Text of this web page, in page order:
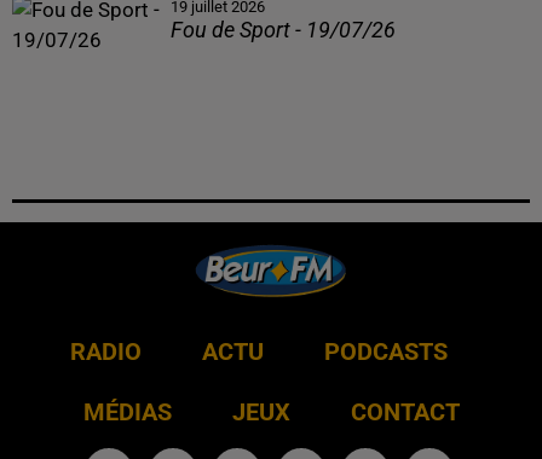
19 juillet 2026
Fou de Sport - 19/07/26
RADIO ACTU PODCASTS
MÉDIAS JEUX CONTACT